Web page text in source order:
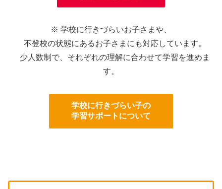
※ 学校に行きづらいお子さまや、
不登校の状態にあるお子さまにも対応しています。
少人数制で、それぞれの理解に合わせて学習を進めま
す。
学校に行きづらい子の
学習サポートについて